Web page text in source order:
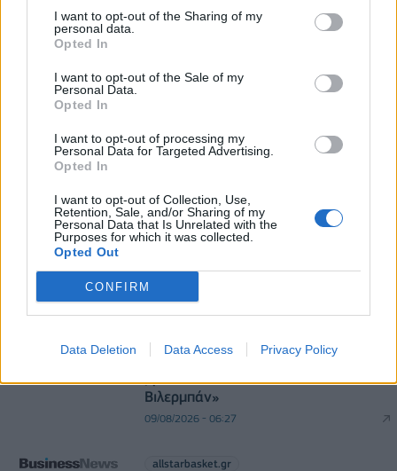
I want to opt-out of the Sharing of my
personal data.
Opted In
I want to opt-out of the Sale of my
Personal Data.
Opted In
I want to opt-out of processing my
Personal Data for Targeted Advertising.
Opted In
I want to opt-out of Collection, Use,
Retention, Sale, and/or Sharing of my
Personal Data that Is Unrelated with the
Purposes for which it was collected.
Opted Out
CONFIRM
Data Deletion Data Access Privacy Policy
Health Monitoring: Η εθνική υποδομή για την
αξιοποίηση των δεδομένων υγείας προς όφελος
των πολιτών
08/08/2026 - 11:48 ΥΓΕΙΑ
5G παντού, 6G στον ορίζοντα: Πού βρίσκεται η
08/08/2026 - 10:54 ΤΕΧΝΟΛΟΓΙΑ
DIRECTION BUSINESS NETWORK
«Η οικογένεια Μπας φέρεται να
Βιλερμπάν»
09/08/2026 - 06:27
allstarbasket.gr